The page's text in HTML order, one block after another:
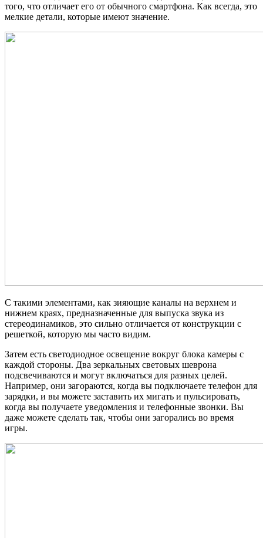
того, что отличает его от обычного смартфона. Как всегда, это
мелкие детали, которые имеют значение.
С такими элементами, как зияющие каналы на верхнем и
нижнем краях, предназначенные для выпуска звука из
стереодинамиков, это сильно отличается от конструкции с
решеткой, которую мы часто видим.
Затем есть светодиодное освещение вокруг блока камеры с
каждой стороны. Два зеркальных световых шеврона
подсвечиваются и могут включаться для разных целей.
Например, они загораются, когда вы подключаете телефон для
зарядки, и вы можете заставить их мигать и пульсировать,
когда вы получаете уведомления и телефонные звонки. Вы
даже можете сделать так, чтобы они загорались во время
игры.